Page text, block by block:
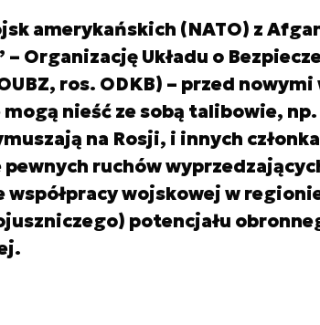
amerykańskich (NATO) z
– Organizację Układu o
ros. ODKB) – przed
nieść ze sobą talibowie,
na Rosji, i innych
ruchów
współpracy wojskowej w
potencjału